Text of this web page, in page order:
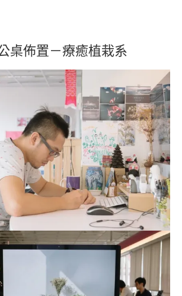
桌佈置－療癒植栽系